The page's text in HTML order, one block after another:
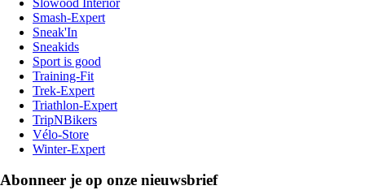
Smash-Expert
Sneak'In
Sneakids
Sport is good
Training-Fit
Trek-Expert
Triathlon-Expert
TripNBikers
Vélo-Store
Winter-Expert
Abonneer je op onze nieuwsbrief